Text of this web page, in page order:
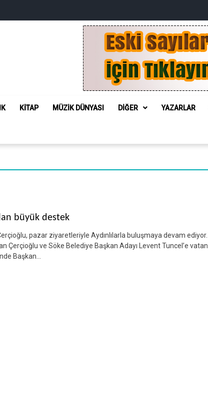
KITAP MÜZIK DÜNYASI DIĞER YAZARLAR
büyük destek
pazar ziyaretleriyle Aydınlılarla buluşmaya devam ediyor.
Çerçioğlu ve Söke Belediye Başkan Adayı Levent Tuncel’e
Başkan…